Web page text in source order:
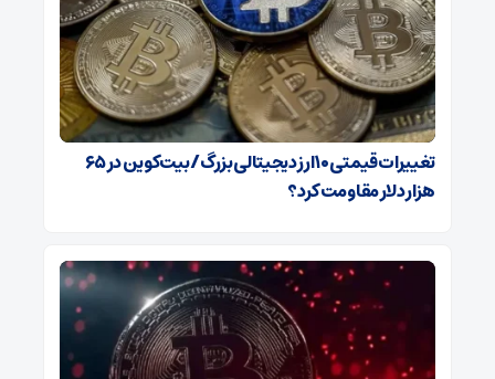
تغییرات قیمتی ۱۰ ارز دیجیتالی بزرگ/ بیت‌کوین در ۶۵
هزار دلار مقاومت کرد؟